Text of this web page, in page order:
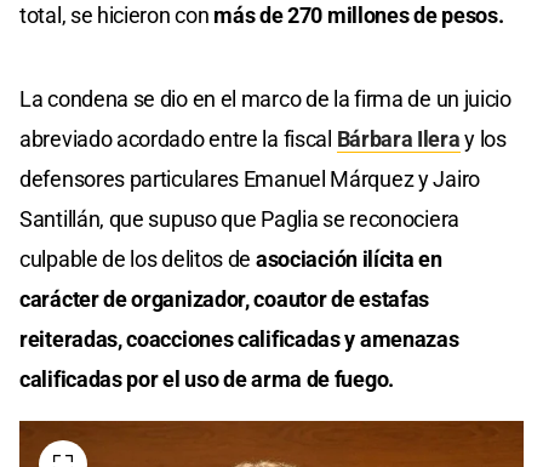
total, se hicieron con más de 270 millones de pesos.
La condena se dio en el marco de la firma de un juicio
abreviado acordado entre la fiscal Bárbara Ileray los
defensores particulares Emanuel Márquez y Jairo
Santillán, que supuso que Paglia se reconociera
culpable de los delitos de asociación ilícita en
carácter de organizador, coautor de estafas
reiteradas, coacciones calificadas y amenazas
calificadas por el uso de arma de fuego.